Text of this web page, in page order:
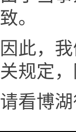
致。
因此，
关规定
请看博